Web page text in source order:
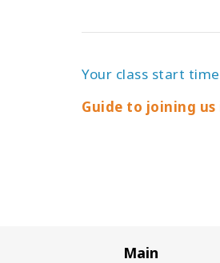
Your class start
Guide to joining
Main